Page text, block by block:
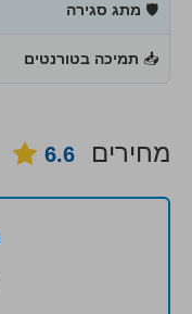
🛡 מתג סגירה
📥 תמיכה בטורנטים
מחירים 6.6